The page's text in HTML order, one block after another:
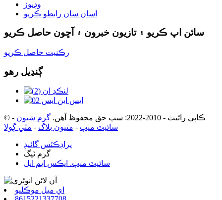
وڊيوز
اسان سان رابطو ڪريو
سائن اپ ڪريو ۽ تازيون خبرون ۽ آڇون حاصل ڪريو
رڪنيت حاصل ڪريو
ڳنڍيل رهو
© ڪاپي رائيٽ - 2010-2022: سڀ حق محفوظ آهن. گرم شيون -
سائيٽ ميپ - مٿيون بلاگ - مٿي ڳولا
پراڊڪٽس گائيڊ
گرم ٽيگ
سائيٽ ميپ. ايڪس ايم ايل
اي ميل موڪليو